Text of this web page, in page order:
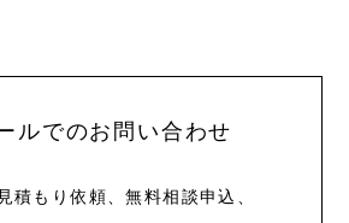
ルでのお問い合わせ
積もり依頼、無料相談申込、